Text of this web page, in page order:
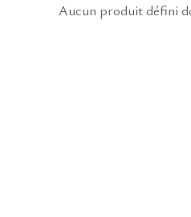
Aucun produit défini